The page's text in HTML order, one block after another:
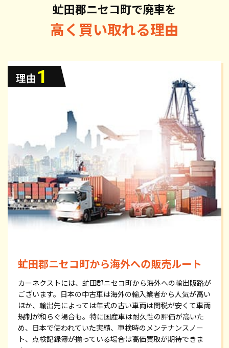
虻田郡ニセコ町で廃車を
高く買い取れる理由
虻田郡ニセコ町から海外への販売ルート
カーネクストには、虻田郡ニセコ町から海外への輸出販路が
ございます。日本の中古車は海外の輸入業者から人気が高い
ほか、輸出先によっては年式の古い車両は関税が安くて車両
規制が和らぐ場合も。特に国産車は耐久性の評価が高いた
め、日本で使われていた実績、車検時のメンテナンスノー
ト、点検記録簿が揃っている場合は高価買取が期待できま